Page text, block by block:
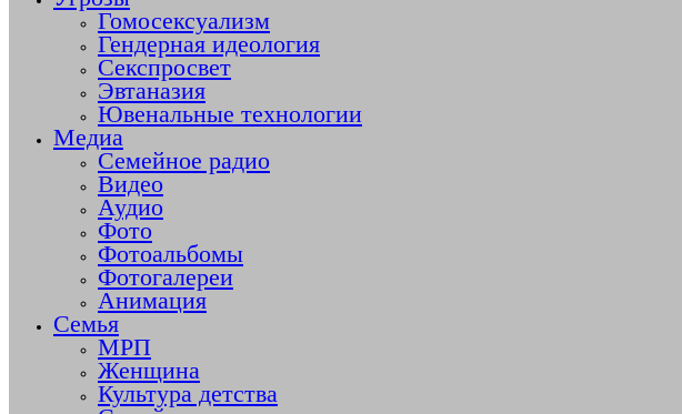
Гомосексуализм
Гендерная идеология
Секспросвет
Эвтаназия
Ювенальные технологии
Медиа
Семейное радио
Видео
Аудио
Фото
Фотоальбомы
Фотогалереи
Анимация
Семья
МРП
Женщина
Культура детства